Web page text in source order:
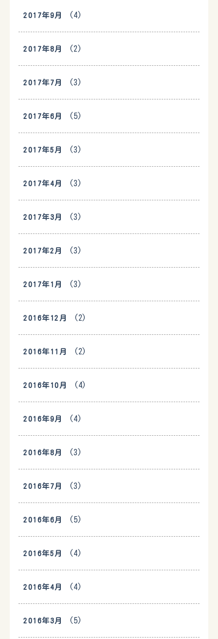
2017年9月 (4)
2017年8月 (2)
2017年7月 (3)
2017年6月 (5)
2017年5月 (3)
2017年4月 (3)
2017年3月 (3)
2017年2月 (3)
2017年1月 (3)
2016年12月 (2)
2016年11月 (2)
2016年10月 (4)
2016年9月 (4)
2016年8月 (3)
2016年7月 (3)
2016年6月 (5)
2016年5月 (4)
2016年4月 (4)
2016年3月 (5)